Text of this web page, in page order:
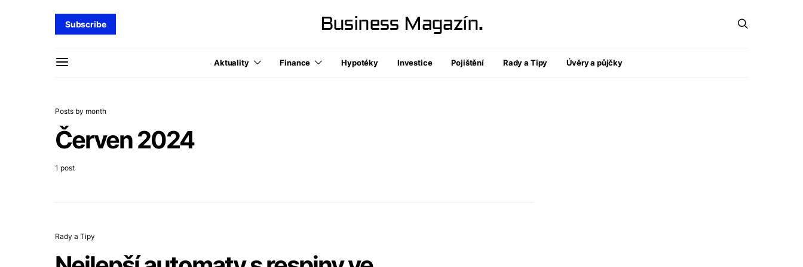
Subscribe Business Magazín.
Aktuality Finance Hypotéky Investice Pojištění Rady a Tipy Úvěry a půjčky
Posts by month
Červen 2024
1 post
Rady a Tipy